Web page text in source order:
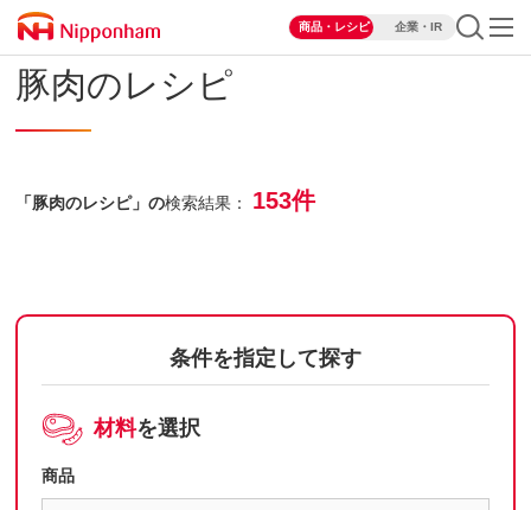
商品・レシピ 企業・IR
豚肉のレシピ
「豚肉のレシピ」の検索結果： 153件
条件を指定して探す
材料を選択
商品